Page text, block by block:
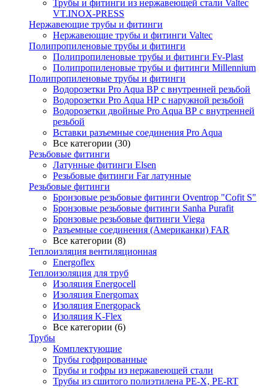
Трубы и фитинги из нержавеющей стали Valtec
VT.INOX-PRESS
Нержавеющие трубы и фитинги
Нержавеющие трубы и фитинги Valtec
Полипропиленовые трубы и фитинги
Полипропиленовые трубы и фитинги Fv-Plast
Полипропиленовые трубы и фитинги Millennium
Полипропиленовые трубы и фитинги
Водорозетки Pro Aqua ВР с внутренней резьбой
Водорозетки Pro Aqua НР с наружной резьбой
Водорозетки двойные Pro Aqua ВР с внутренней
резьбой
Вставки разъемные соединения Pro Aqua
Все категории (30)
Резьбовые фитинги
Латунные фитинги Elsen
Резьбовые фитинги Far латунные
Резьбовые фитинги
Бронзовые резьбовые фитинги Oventrop "Cofit S"
Бронзовые резьбовые фитинги Sanha Purafit
Бронзовые резьбовые фитинги Viega
Разъемные соединения (Американки) FAR
Все категории (8)
Теплоизляция вентиляционная
Energoflex
Теплоизоляция для труб
Изоляция Energocell
Изоляция Energomax
Изоляция Energopack
Изоляция K-Flex
Все категории (6)
Трубы
Комплектующие
Трубы гофрированные
Трубы и гофры из нержавеющей стали
Трубы из сшитого полиэтилена PE-X, PE-RT